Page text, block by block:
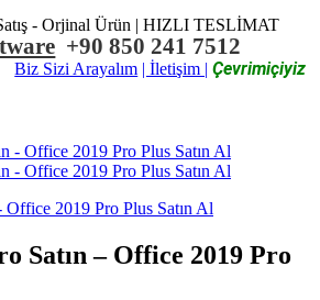
Satış - Orjinal Ürün | HIZLI TESLİMAT
+90 850 241 7512
Biz Sizi Arayalım | İletişim | Çevrimiçiyiz
Office 2019 Pro Plus Satın Al
Satın – Office 2019 Pro